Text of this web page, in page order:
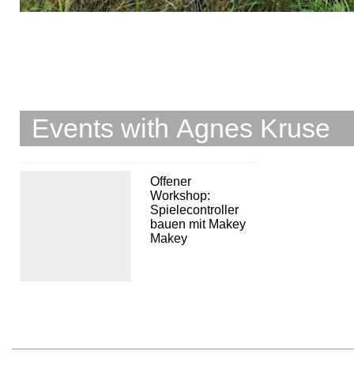
Events with Agnes Kruse
Offener
Workshop:
Spielecontroller
bauen mit Makey
Makey